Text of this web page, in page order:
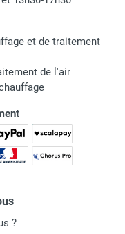
et de traitement
de l'air
?